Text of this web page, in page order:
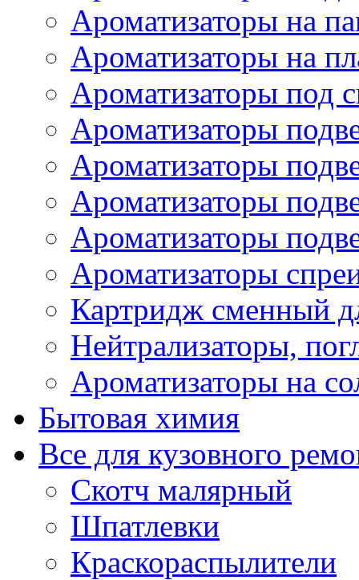
Ароматизаторы на
Ароматизаторы на
Ароматизаторы под
Ароматизаторы
Ароматизаторы
Ароматизаторы
Ароматизаторы
Ароматизаторы
Картридж сменный
Нейтрализаторы,
Ароматизаторы на
Бытовая химия
Все для кузовного
Скотч малярный
Шпатлевки
Краскораспылители